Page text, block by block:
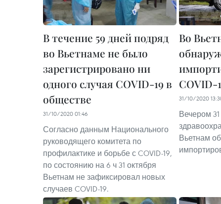
В течение 59 дней подряд
во Вьетнаме не было
зарегистрировано ни
одного случая COVID-19 в
обществе
31/10/2020 01:46
Согласно данным Национального
руководящего комитета по
профилактике и борьбе с COVID-19,
по состоянию на 6 ч 31 октября
Вьетнам не зафиксировал новых
случаев COVID-19.
Во
COVID-
31/10/2020
Вечером
Вьетнам